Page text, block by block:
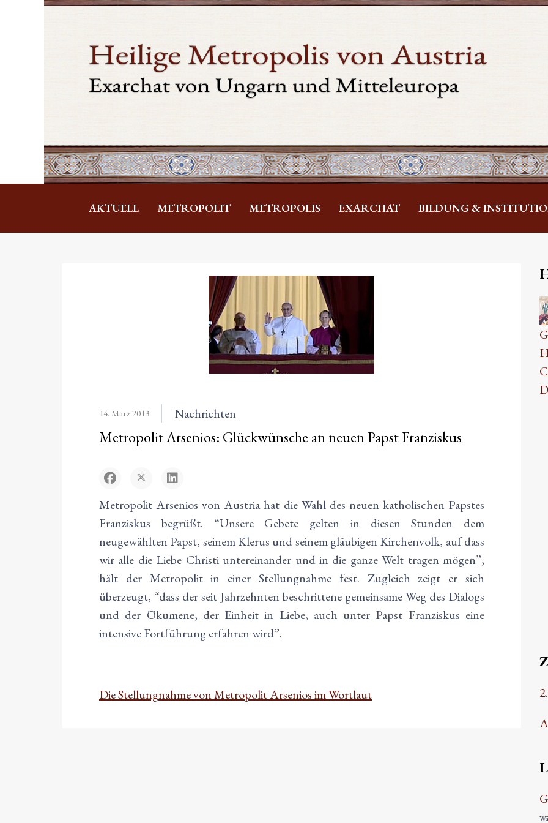
AKTUELL METROPOLIT METROPOLIS EXARCHAT BILDUNG &
14. März 2013 Nachrichten
Metropolit Arsenios: Glückwünsche an neuen Papst Franziskus
Metropolit Arsenios von Austria hat die Wahl des neuen katholischen Papstes
Franziskus begrüßt. “Unsere Gebete gelten in diesen Stunden dem
neugewählten Papst, seinem Klerus und seinem gläubigen Kirchenvolk, auf dass
wir alle die Liebe Christi untereinander und in die ganze Welt tragen mögen”,
hält der Metropolit in einer Stellungnahme fest. Zugleich zeigt er sich
überzeugt, “dass der seit Jahrzehnten beschrittene gemeinsame Weg des Dialogs
und der Ökumene, der Einheit in Liebe, auch unter Papst Franziskus eine
intensive Fortführung erfahren wird”.
Die Stellungnahme von Metropolit Arsenios im Wortlaut